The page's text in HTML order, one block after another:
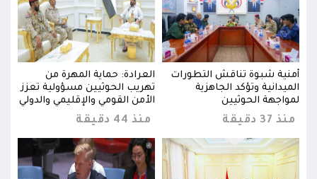
أمنية شبوة تناقش التطورات
الميدانية وتؤكد الجاهزية
لمواجهة الحوثيين
منذ 37 دقيقة
العرادة: حماية المهرة من
تهريب الحوثيين مسؤولية تعزز
الأمن القومي والإقليمي والدولي
منذ 44 دقيقة